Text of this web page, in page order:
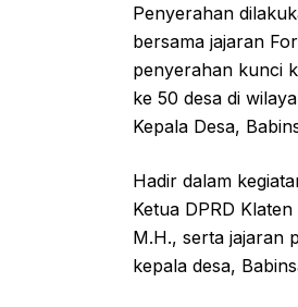
Penyerahan
bersama jajaran
penyerahan kunci
ke 50 desa di
Kepala Desa,
Hadir dalam
Ketua DPRD
M.H., serta jajaran
kepala desa,